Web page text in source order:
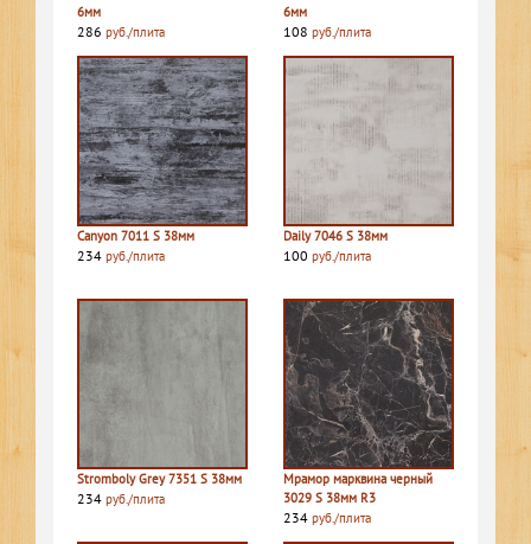
6мм
286 руб./плита
6мм
108 руб./плита
Canyon 7011 S 38мм
234 руб./плита
Daily 7046 S 38мм
100 руб./плита
Stromboly Grey 7351 S 38мм
234 руб./плита
Мрамор марквина черный
3029 S 38мм R3
234 руб./плита